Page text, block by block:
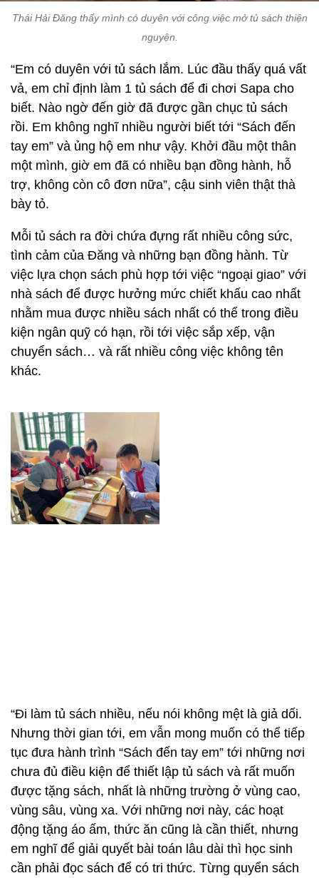
Thái Hải Đăng thấy mình có duyên với công việc mở tủ sách thiện
nguyện.
“Em có duyên với tủ sách lắm. Lúc đầu thấy quá vất
vả, em chỉ định làm 1 tủ sách để đi chơi Sapa cho
biết. Nào ngờ đến giờ đã được gần chục tủ sách
rồi. Em không nghĩ nhiều người biết tới “Sách đến
tay em” và ủng hộ em như vậy. Khởi đầu một thân
một mình, giờ em đã có nhiều bạn đồng hành, hỗ
trợ, không còn cô đơn nữa”, cậu sinh viên thật thà
bày tỏ.
Mỗi tủ sách ra đời chứa đựng rất nhiều công sức,
tình cảm của Đăng và những bạn đồng hành. Từ
việc lựa chọn sách phù hợp tới việc “ngoại giao” với
nhà sách để được hưởng mức chiết khấu cao nhất
nhằm mua được nhiều sách nhất có thể trong điều
kiện ngân quỹ có hạn, rồi tới việc sắp xếp, vận
chuyển sách… và rất nhiều công việc không tên
khác.
tục đưa hành trình “Sách đến tay em” tới những nơi
chưa đủ điều kiện để thiết lập tủ sách và rất muốn
được tặng sách, nhất là những trường ở vùng cao,
vùng sâu, vùng xa. Với những nơi này, các hoạt
động tặng áo ấm, thức ăn cũng là cần thiết, nhưng
em nghĩ để giải quyết bài toán lâu dài thì học sinh
cần phải đọc sách để có tri thức. Từng quyển sách
được các bạn mở ra kèm theo đó là một hy vọng
cho tương lai tươi sáng. Chúng em hy vọng mỗi